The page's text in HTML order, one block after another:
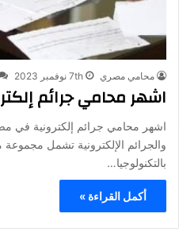
محامي مصري 7th نوفمبر 2023
اشهر محامي جرائم
اشهر محامي جرائم إلكترونية في
والجرائم الإلكترونية تشمل مجموعة
بالتكنولوجيا…
أكمل القراءة »